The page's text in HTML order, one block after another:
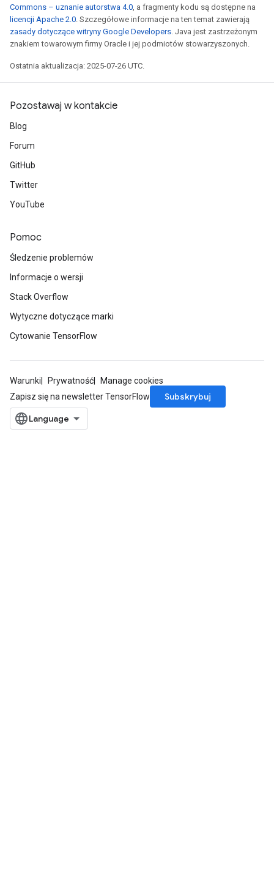
Commons – uznanie autorstwa 4.0, a fragmenty kodu są dostępne na
licencji Apache 2.0. Szczegółowe informacje na ten temat zawierają
zasady dotyczące witryny Google Developers. Java jest zastrzeżonym
znakiem towarowym firmy Oracle i jej podmiotów stowarzyszonych.
Ostatnia aktualizacja: 2025-07-26 UTC.
Pozostawaj w kontakcie
Blog
Forum
GitHub
Twitter
YouTube
Pomoc
Śledzenie problemów
Informacje o wersji
Stack Overflow
Wytyczne dotyczące marki
Cytowanie TensorFlow
Warunki Prywatność
Manage cookies
Zapisz się na newsletter TensorFlow
Subskrybuj